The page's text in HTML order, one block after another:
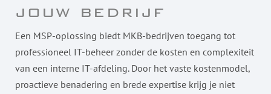
jouw bedrijf
Een MSP-oplossing biedt MKB-bedrijven toegang tot
professioneel IT-beheer zonder de kosten en complexiteit
van een interne IT-afdeling. Door het vaste kostenmodel,
proactieve benadering en brede expertise krijg je niet